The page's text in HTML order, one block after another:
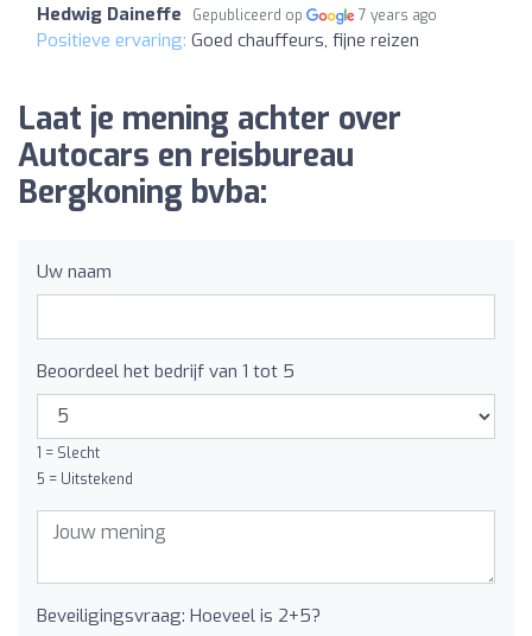
Hedwig Daineffe Gepubliceerd op 7 years ago
Positieve ervaring: Goed chauffeurs, fijne reizen
Laat je mening achter over
Autocars en reisbureau
Bergkoning bvba:
Uw naam
Beoordeel het bedrijf van 1 tot 5
1 = Slecht
5 = Uitstekend
Beveiligingsvraag: Hoeveel is 2+5?